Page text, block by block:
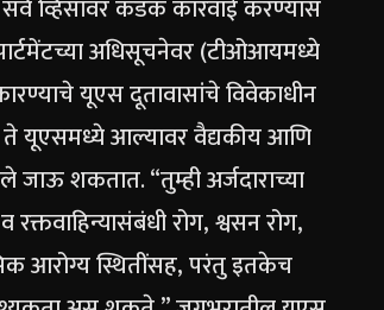
व्हिसांवर कडक कारवाई करण्यास
अधिसूचनेवर (टीओआयमध्ये
यूएस दूतावासांचे विवेकाधीन
ते यूएसमध्ये आल्यावर वैद्यकीय आणि
जाऊ शकतात.“तुम्ही अर्जदाराच्या
रोग, श्वसन रोग,
आरोग्य स्थितींसह, परंतु इतकेच